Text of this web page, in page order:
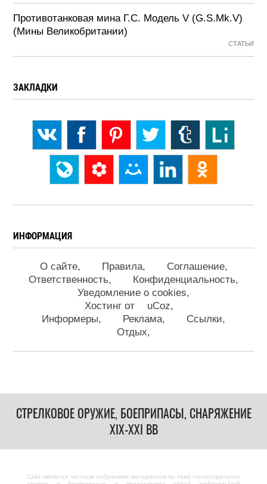
Противотанковая мина Г.С. Модель V (G.S.Mk.V)
(Мины Великобритании)
СТАТЬИ
ЗАКЛАДКИ
ИНФОРМАЦИЯ
О сайте Правила
Соглашение
Ответственность
Конфиденциальность
Уведомление о cookies
Хостинг от
uCoz
Информеры
Реклама
Ссылки
Отдых
СТРЕЛКОВОЕ ОРУЖИЕ, БОЕПРИПАСЫ, СНАРЯЖЕНИЕ
XIX-XXI ВВ
Сайт является частным собранием материалов по теме «огнестрельное